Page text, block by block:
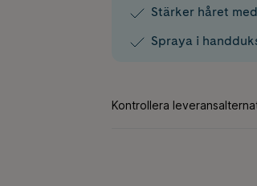
Stärker håret
Spraya i